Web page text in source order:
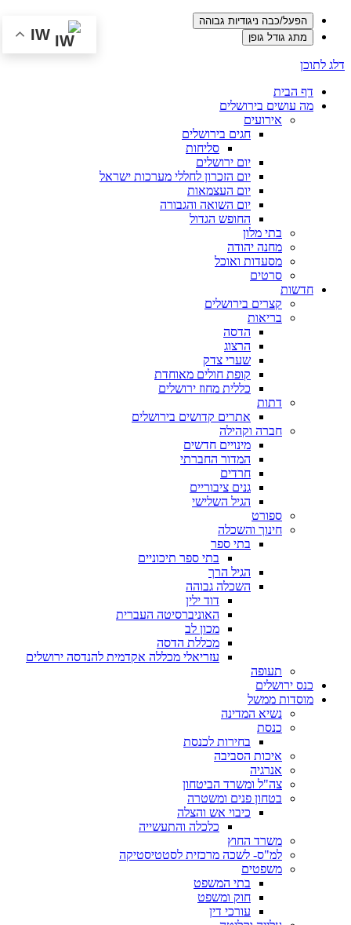
הפעל/כבה ניגודיות גבוהה
מתג גודל גופן
דלג לתוכן
דף הבית
מה עושים בירושלים
אירועים
חגים בירושלים
סליחות
יום ירושלים
יום הזכרון לחללי מערכות ישראל
יום העצמאות
יום השואה והגבורה
החופש הגדול
בתי מלון
מחנה יהודה
מסעדות ואוכל
סרטים
חדשות
קצרים בירושלים
בריאות
הדסה
הרצוג
שערי צדק
קופת חולים מאוחדת
כללית מחוז ירושלים
דתות
אתרים קדושים בירושלים
חברה וקהילה
מינויים חדשים
המדור החברתי
חרדים
גנים ציבוריים
הגיל השלישי
ספורט
חינוך והשכלה
בתי ספר
בתי ספר תיכוניים
הגיל הרך
השכלה גבוהה
דוד ילין
האוניברסיטה העברית
מכון לב
מכללת הדסה
עזריאלי מכללה אקדמית להנדסה ירושלים
תעופה
כנס ירושלים
מוסדות ממשל
נשיא המדינה
כנסת
בחירות לכנסת
איכות הסביבה
אנרגיה
צה"ל ומשרד הביטחון
בטחון פנים ומשטרה
כיבוי אש והצלה
כלכלה והתעשייה
משרד החוץ
למ"ס- לשכה מרכזית לסטטיסטיקה
משפטים
בתי המשפט
חוק ומשפט
עורכי דין
IW